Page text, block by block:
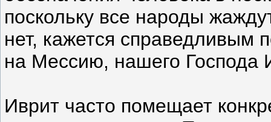
поскольку все народы
нет, кажется справедливым
на Мессию, нашего Господа
Иврит часто помещает